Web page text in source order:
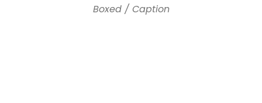
Boxed / Caption